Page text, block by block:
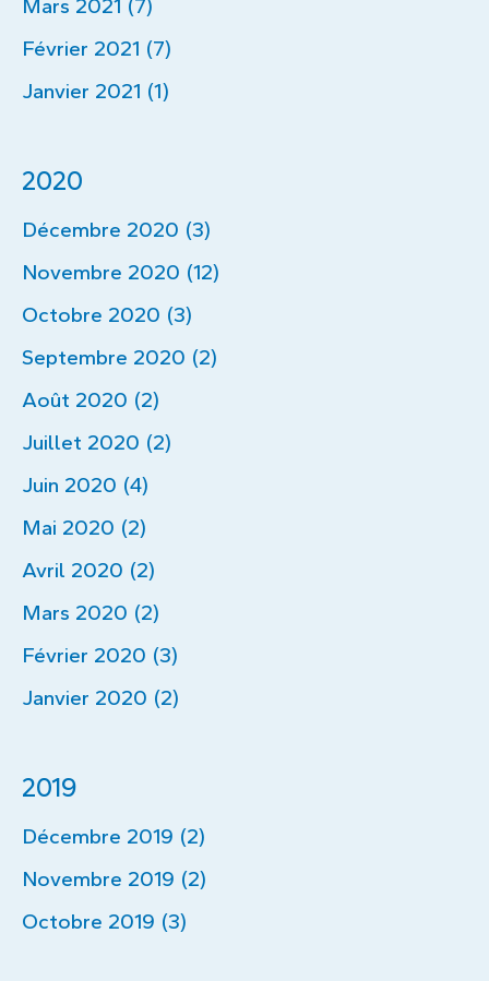
Mars 2021 (7)
Février 2021 (7)
Janvier 2021 (1)
2020
Décembre 2020 (3)
Novembre 2020 (12)
Octobre 2020 (3)
Septembre 2020 (2)
Août 2020 (2)
Juillet 2020 (2)
Juin 2020 (4)
Mai 2020 (2)
Avril 2020 (2)
Mars 2020 (2)
Février 2020 (3)
Janvier 2020 (2)
2019
Décembre 2019 (2)
Novembre 2019 (2)
Octobre 2019 (3)